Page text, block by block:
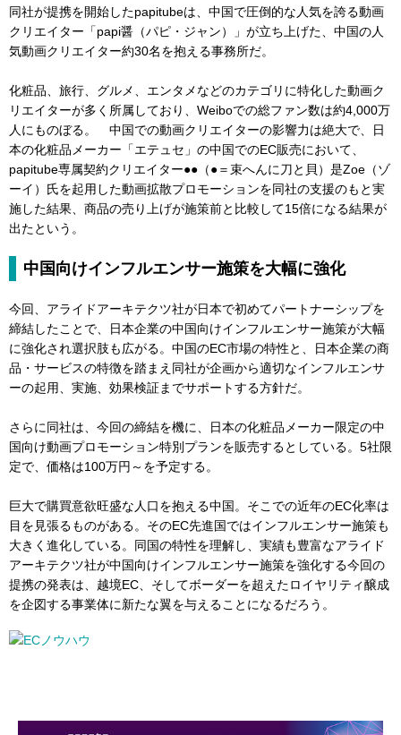
同社が提携を開始したpapitubeは、中国で圧倒的な人気を誇る動画
クリエイター「papi醤（パピ・ジャン）」が立ち上げた、中国の人
気動画クリエイター約30名を抱える事務所だ。
化粧品、旅行、グルメ、エンタメなどのカテゴリに特化した動画ク
リエイターが多く所属しており、Weiboでの総ファン数は約4,000万
人にものぼる。 中国での動画クリエイターの影響力は絶大で、日
本の化粧品メーカー「エテュセ」の中国でのEC販売において、
papitube専属契約クリエイター●●（●＝束へんに刀と貝）是Zoe（ゾ
ーイ）氏を起用した動画拡散プロモーションを同社の支援のもと実
施した結果、商品の売り上げが施策前と比較して15倍になる結果が
出たという。
中国向けインフルエンサー施策を大幅に強化
今回、アライドアーキテクツ社が日本で初めてパートナーシップを
締結したことで、日本企業の中国向けインフルエンサー施策が大幅
に強化され選択肢も広がる。中国のEC市場の特性と、日本企業の商
品・サービスの特徴を踏まえ同社が企画から適切なインフルエンサ
ーの起用、実施、効果検証までサポートする方針だ。
さらに同社は、今回の締結を機に、日本の化粧品メーカー限定の中
国向け動画プロモーション特別プランを販売するとしている。5社限
定で、価格は100万円～を予定する。
巨大で購買意欲旺盛な人口を抱える中国。そこでの近年のEC化率は
目を見張るものがある。そのEC先進国ではインフルエンサー施策も
大きく進化している。同国の特性を理解し、実績も豊富なアライド
アーキテクツ社が中国向けインフルエンサー施策を強化する今回の
提携の発表は、越境EC、そしてボーダーを超えたロイヤリティ醸成
を企図する事業体に新たな翼を与えることになるだろう。